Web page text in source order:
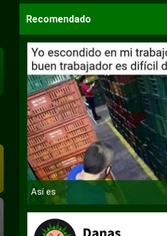
Recomendado
Así es